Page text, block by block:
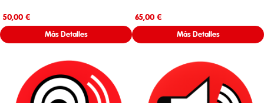
50,00 €
Más Detalles
65,00 €
Más Detalles